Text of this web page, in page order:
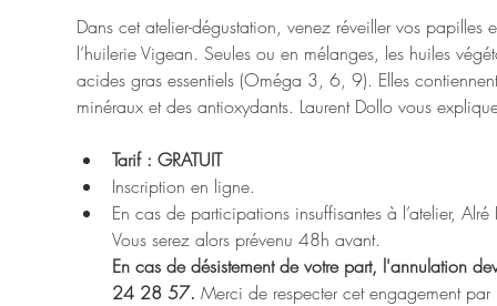
Dans cet atelier-dégustation, venez réveiller vos
l’huilerie Vigean. Seules ou en mélanges, les huiles
acides gras essentiels (Oméga 3, 6, 9). Elles
minéraux et des antioxydants. Laurent Dollo vous
Tarif : GRATUIT
Inscription en ligne.
En cas de participations insuffisantes à l’atelier,
Vous serez alors prévenu 48h avant.
En cas de désistement de votre part, l'annulation
24 28 57. Merci de respecter cet engagement par